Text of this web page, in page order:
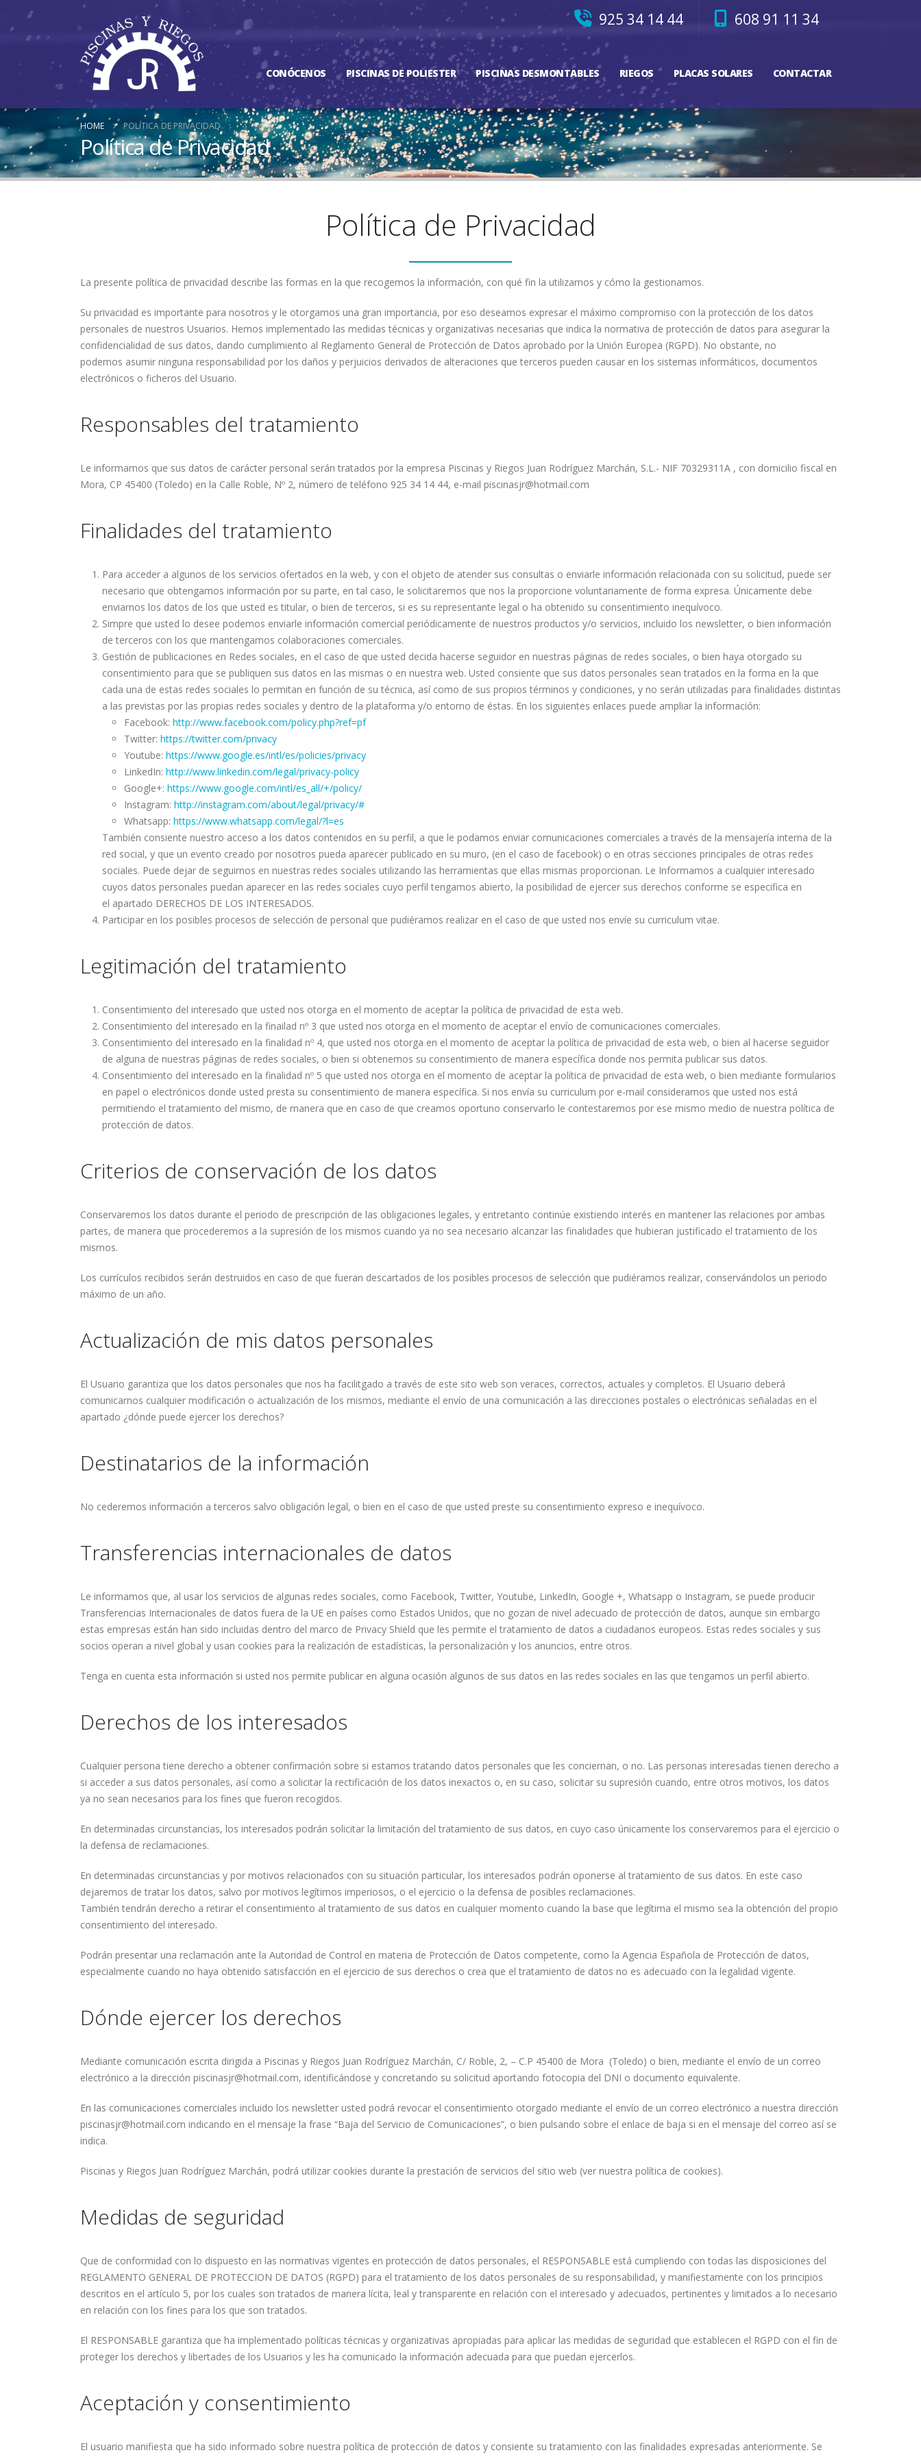
925 34 14 44 608 91 11 34
CONÓCENOS PISCINAS DE POLIESTER PISCINAS DESMONTABLES RIEGOS PLACAS SOLARES CONTACTAR
HOME POLÍTICA DE PRIVACIDAD
Política de Privacidad
Política de Privacidad
La presente política de privacidad describe las formas en la que recogemos la información, con qué fin la utilizamos y cómo la gestionamos.
Su privacidad es importante para nosotros y le otorgamos una gran importancia, por eso deseamos expresar el máximo compromiso con la protección de los datos
personales de nuestros Usuarios. Hemos implementado las medidas técnicas y organizativas necesarias que indica la normativa de protección de datos para asegurar la
confidencialidad de sus datos, dando cumplimiento al Reglamento General de Protección de Datos aprobado por la Unión Europea (RGPD). No obstante, no
podemos asumir ninguna responsabilidad por los daños y perjuicios derivados de alteraciones que terceros pueden causar en los sistemas informáticos, documentos
electrónicos o ficheros del Usuario.
Responsables del tratamiento
Le informamos que sus datos de carácter personal serán tratados por la empresa Piscinas y Riegos Juan Rodríguez Marchán, S.L.- NIF 70329311A , con domicilio fiscal en
Mora, CP 45400 (Toledo) en la Calle Roble, Nº 2, número de teléfono 925 34 14 44, e-mail piscinasjr@hotmail.com
Finalidades del tratamiento
Para acceder a algunos de los servicios ofertados en la web, y con el objeto de atender sus consultas o enviarle información relacionada con su solicitud, puede ser
necesario que obtengamos información por su parte, en tal caso, le solicitaremos que nos la proporcione voluntariamente de forma expresa. Únicamente debe
enviarnos los datos de los que usted es titular, o bien de terceros, si es su representante legal o ha obtenido su consentimiento inequívoco.
Simpre que usted lo desee podemos enviarle información comercial periódicamente de nuestros productos y/o servicios, incluido los newsletter, o bien información
de terceros con los que mantengamos colaboraciones comerciales.
Gestión de publicaciones en Redes sociales, en el caso de que usted decida hacerse seguidor en nuestras páginas de redes sociales, o bien haya otorgado su
consentimiento para que se publiquen sus datos en las mismas o en nuestra web. Usted consiente que sus datos personales sean tratados en la forma en la que
cada una de estas redes sociales lo permitan en función de su técnica, así como de sus propios términos y condiciones, y no serán utilizadas para finalidades distintas
a las previstas por las propias redes sociales y dentro de la plataforma y/o entorno de éstas. En los siguientes enlaces puede ampliar la información:
Facebook: http://www.facebook.com/policy.php?ref=pf
Twitter: https://twitter.com/privacy
Youtube: https://www.google.es/intl/es/policies/privacy
LinkedIn: http://www.linkedin.com/legal/privacy-policy
Google+: https://www.google.com/intl/es_all/+/policy/
Instagram: http://instagram.com/about/legal/privacy/#
Whatsapp: https://www.whatsapp.com/legal/?l=es
También consiente nuestro acceso a los datos contenidos en su perfil, a que le podamos enviar comunicaciones comerciales a través de la mensajería interna de la
red social, y que un evento creado por nosotros pueda aparecer publicado en su muro, (en el caso de facebook) o en otras secciones principales de otras redes
sociales. Puede dejar de seguirnos en nuestras redes sociales utilizando las herramientas que ellas mismas proporcionan. Le Informamos a cualquier interesado
cuyos datos personales puedan aparecer en las redes sociales cuyo perfil tengamos abierto, la posibilidad de ejercer sus derechos conforme se especifica en
el apartado DERECHOS DE LOS INTERESADOS.
Participar en los posibles procesos de selección de personal que pudiéramos realizar en el caso de que usted nos envíe su curriculum vitae.
Legitimación del tratamiento
Consentimiento del interesado que usted nos otorga en el momento de aceptar la política de privacidad de esta web.
Consentimiento del interesado en la finailad nº 3 que usted nos otorga en el momento de aceptar el envío de comunicaciones comerciales.
Consentimiento del interesado en la finalidad nº 4, que usted nos otorga en el momento de aceptar la política de privacidad de esta web, o bien al hacerse seguidor
de alguna de nuestras páginas de redes sociales, o bien si obtenemos su consentimiento de manera específica donde nos permita publicar sus datos.
Consentimiento del interesado en la finalidad nº 5 que usted nos otorga en el momento de aceptar la política de privacidad de esta web, o bien mediante formularios
en papel o electrónicos donde usted presta su consentimiento de manera específica. Si nos envía su curriculum por e-mail consideramos que usted nos está
permitiendo el tratamiento del mismo, de manera que en caso de que creamos oportuno conservarlo le contestaremos por ese mismo medio de nuestra política de
protección de datos.
Criterios de conservación de los datos
Conservaremos los datos durante el periodo de prescripción de las obligaciones legales, y entretanto continúe existiendo interés en mantener las relaciones por ambas
partes, de manera que procederemos a la supresión de los mismos cuando ya no sea necesario alcanzar las finalidades que hubieran justificado el tratamiento de los
mismos.
Los currículos recibidos serán destruidos en caso de que fueran descartados de los posibles procesos de selección que pudiéramos realizar, conservándolos un periodo
máximo de un año.
Actualización de mis datos personales
El Usuario garantiza que los datos personales que nos ha facilitgado a través de este sito web son veraces, correctos, actuales y completos. El Usuario deberá
comunicarnos cualquier modificación o actualización de los mismos, mediante el envío de una comunicación a las direcciones postales o electrónicas señaladas en el
apartado ¿dónde puede ejercer los derechos?
Destinatarios de la información
No cederemos información a terceros salvo obligación legal, o bien en el caso de que usted preste su consentimiento expreso e inequívoco.
Transferencias internacionales de datos
Le informamos que, al usar los servicios de algunas redes sociales, como Facebook, Twitter, Youtube, LinkedIn, Google +, Whatsapp o Instagram, se puede producir
Transferencias Internacionales de datos fuera de la UE en países como Estados Unidos, que no gozan de nivel adecuado de protección de datos, aunque sin embargo
estas empresas están han sido incluidas dentro del marco de Privacy Shield que les permite el tratamiento de datos a ciudadanos europeos. Estas redes sociales y sus
socios operan a nivel global y usan cookies para la realización de estadísticas, la personalización y los anuncios, entre otros.
Tenga en cuenta esta información si usted nos permite publicar en alguna ocasión algunos de sus datos en las redes sociales en las que tengamos un perfil abierto.
Derechos de los interesados
Cualquier persona tiene derecho a obtener confirmación sobre si estamos tratando datos personales que les conciernan, o no. Las personas interesadas tienen derecho a
si acceder a sus datos personales, así como a solicitar la rectificación de los datos inexactos o, en su caso, solicitar su supresión cuando, entre otros motivos, los datos
ya no sean necesarios para los fines que fueron recogidos.
En determinadas circunstancias, los interesados podrán solicitar la limitación del tratamiento de sus datos, en cuyo caso únicamente los conservaremos para el ejercicio o
la defensa de reclamaciones.
En determinadas circunstancias y por motivos relacionados con su situación particular, los interesados podrán oponerse al tratamiento de sus datos. En este caso
dejaremos de tratar los datos, salvo por motivos legítimos imperiosos, o el ejercicio o la defensa de posibles reclamaciones.
También tendrán derecho a retirar el consentimiento al tratamiento de sus datos en cualquier momento cuando la base que legítima el mismo sea la obtención del propio
consentimiento del interesado.
Podrán presentar una reclamación ante la Autoridad de Control en materia de Protección de Datos competente, como la Agencia Española de Protección de datos,
especialmente cuando no haya obtenido satisfacción en el ejercicio de sus derechos o crea que el tratamiento de datos no es adecuado con la legalidad vigente.
Dónde ejercer los derechos
Mediante comunicación escrita dirigida a Piscinas y Riegos Juan Rodríguez Marchán, C/ Roble, 2, – C.P 45400 de Mora (Toledo) o bien, mediante el envío de un correo
electrónico a la dirección piscinasjr@hotmail.com, identificándose y concretando su solicitud aportando fotocopia del DNI o documento equivalente.
En las comunicaciones comerciales incluido los newsletter usted podrá revocar el consentimiento otorgado mediante el envío de un correo electrónico a nuestra dirección
piscinasjr@hotmail.com indicando en el mensaje la frase “Baja del Servicio de Comunicaciones”, o bien pulsando sobre el enlace de baja si en el mensaje del correo así se
indica.
Piscinas y Riegos Juan Rodríguez Marchán, podrá utilizar cookies durante la prestación de servicios del sitio web (ver nuestra política de cookies).
Medidas de seguridad
Que de conformidad con lo dispuesto en las normativas vigentes en protección de datos personales, el RESPONSABLE está cumpliendo con todas las disposiciones del
REGLAMENTO GENERAL DE PROTECCION DE DATOS (RGPD) para el tratamiento de los datos personales de su responsabilidad, y manifiestamente con los principios
descritos en el artículo 5, por los cuales son tratados de manera lícita, leal y transparente en relación con el interesado y adecuados, pertinentes y limitados a lo necesario
en relación con los fines para los que son tratados.
El RESPONSABLE garantiza que ha implementado políticas técnicas y organizativas apropiadas para aplicar las medidas de seguridad que establecen el RGPD con el fin de
proteger los derechos y libertades de los Usuarios y les ha comunicado la información adecuada para que puedan ejercerlos.
Aceptación y consentimiento
El usuario manifiesta que ha sido informado sobre nuestra política de protección de datos y consiente su tratamiento con las finalidades expresadas anteriormente. Se